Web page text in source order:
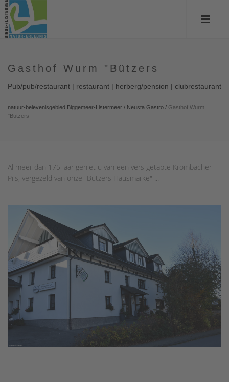
Gasthof Wurm "Bützers
Pub/pub/restaurant | restaurant | herberg/pension | clubrestaurant
natuur-belevenisgebied Biggemeer-Listermeer / Neusta Gastro / Gasthof Wurm
"Bützers
Al meer dan 175 jaar geniet u van een vers getapte Krombacher
Pils, vergezeld van onze "Bützers Hausmarke" ...